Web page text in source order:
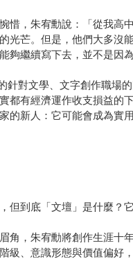
惜，朱宥勳說：「從我
光芒。但是，他們大多
夠繼續寫下去，並不是因
對文學、文字創作職場
都有經濟運作收支損益
的新人：它可能會成為
但到底「文壇」是什麼？
角，朱宥勳將創作生涯
、意識形態與價值偏好